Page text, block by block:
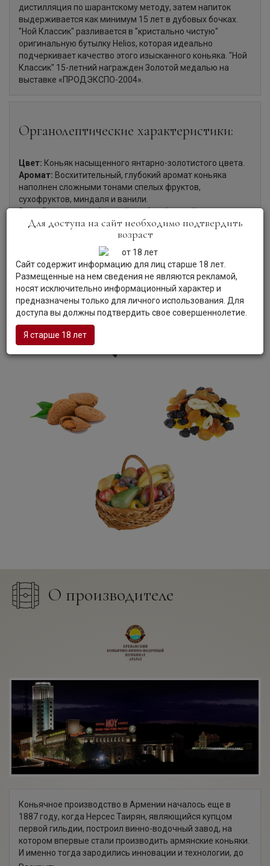
дистилляция по шарантскому методу, затем напиток
выдерживается как минимум 15 лет в дубовых бочках.
"Ной Классик" разливается в "кристально чистую"
оригинальную бутылку Helios, которая идеально
подчеркивает качество этого изысканного коньяка. "Ной
Классик" 15-летний награжден Золотой медалью на
выставке «ПРОДЭКСПО-2004».
Органолептические характеристики:
Цвет: Коньяк насыщенного янтарно-золотистого цвета.
Аромат: Восхитительный, глубокий аромат коньяка
наполнен сложными тонами спелых фруктов,
сухофруктов, миндаля и ванили.
Вкус:Вкус коньяка богатый, глубокий, яркий и
одновременно мягкий, с великолепной шелковистой
текстурой и сухим, слегка терпким финалом.
Коньяк рекомендуется подавать в
качестве дижестива.
О производителе
Коньячное производство в Армении началось еще в
1887 году, когда Нерсес Таирян, являющийся купцом
первой гильдии, построил винно-водочный завод, на
котором впервые стали производить армянские коньяки.
И именно тогда зародились инновации и технологии, до
Для доступа на сайт необходимо подтвердить
возраст
Сайт содержит информацию для лиц старше 18 лет.
Размещенные на нем сведения не являются рекламой,
носят исключительно информационный характер и
предназначены только для личного использования. Для
доступа вы должны подтвердить свое совершеннолетие.
Я старше 18 лет